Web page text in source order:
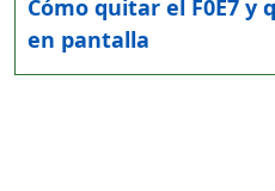
Cómo quitar el F0E7 y
en pantalla